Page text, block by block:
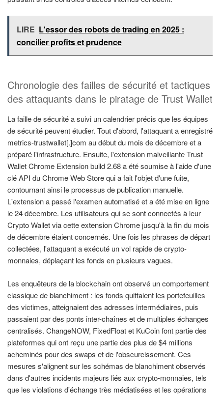
LIRE L'essor des robots de trading en 2025 :
concilier profits et prudence
Chronologie des failles de sécurité et tactiques
des attaquants dans le piratage de Trust Wallet
La faille de sécurité a suivi un calendrier précis que les équipes
de sécurité peuvent étudier. Tout d'abord, l'attaquant a enregistré
metrics-trustwallet[.]com au début du mois de décembre et a
préparé l'infrastructure. Ensuite, l'extension malveillante Trust
Wallet Chrome Extension build 2.68 a été soumise à l'aide d'une
clé API du Chrome Web Store qui a fait l'objet d'une fuite,
contournant ainsi le processus de publication manuelle.
L'extension a passé l'examen automatisé et a été mise en ligne
le 24 décembre. Les utilisateurs qui se sont connectés à leur
Crypto Wallet via cette extension Chrome jusqu'à la fin du mois
de décembre étaient concernés. Une fois les phrases de départ
collectées, l'attaquant a exécuté un vol rapide de crypto-
monnaies, déplaçant les fonds en plusieurs vagues.
Les enquêteurs de la blockchain ont observé un comportement
classique de blanchiment : les fonds quittaient les portefeuilles
des victimes, atteignaient des adresses intermédiaires, puis
passaient par des ponts inter-chaînes et de multiples échanges
centralisés. ChangeNOW, FixedFloat et KuCoin font partie des
plateformes qui ont reçu une partie des plus de $4 millions
acheminés pour des swaps et de l'obscurcissement. Ces
mesures s'alignent sur les schémas de blanchiment observés
dans d'autres incidents majeurs liés aux crypto-monnaies, tels
que les violations d'échange très médiatisées et les opérations